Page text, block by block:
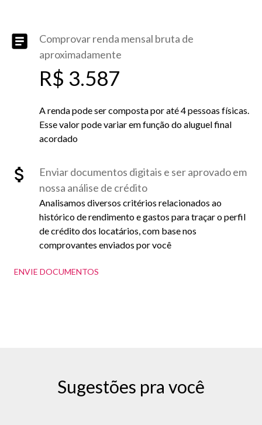
Comprovar renda mensal bruta de
aproximadamente
R$ 3.587
A renda pode ser composta por até 4 pessoas físicas.
Esse valor pode variar em função do aluguel final
acordado
Enviar documentos digitais e ser aprovado em
nossa análise de crédito
Analisamos diversos critérios relacionados ao
histórico de rendimento e gastos para traçar o perfil
de crédito dos locatários, com base nos
comprovantes enviados por você
ENVIE DOCUMENTOS
Sugestões pra você